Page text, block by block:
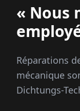
« Nous
Réparations
mécanique
Dichtungs-